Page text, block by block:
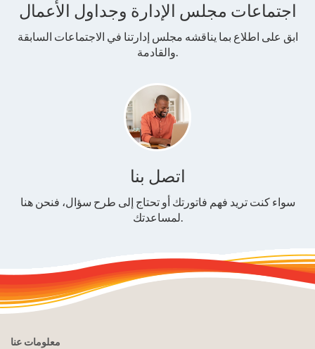
اجتماعات مجلس الإدارة وجداول الأعمال
ابق على اطلاع بما يناقشه مجلس إدارتنا في الاجتماعات السابقة
والقادمة.
اتصل بنا
سواء كنت تريد فهم فاتورتك أو تحتاج إلى طرح سؤال، فنحن هنا
لمساعدتك.
معلومات عنا